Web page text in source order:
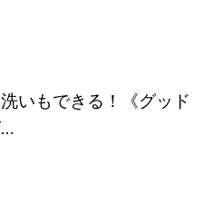
いもできる！《グッド